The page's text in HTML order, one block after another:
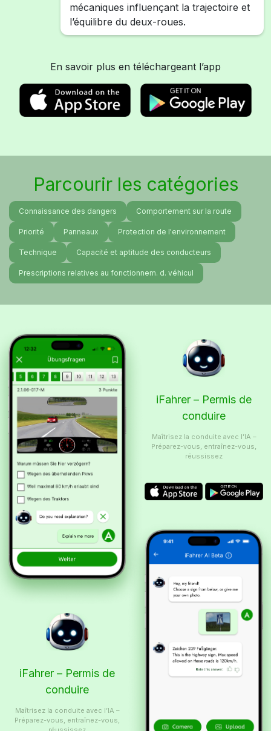
mécaniques influençant la trajectoire et
l’équilibre du deux-roues.
En savoir plus en téléchargeant l’app
Parcourir les catégories
Connaissance des dangers Comportement sur la route
Priorité Panneaux Protection de l'environnement
Technique Capacité et aptitude des conducteurs
Prescriptions relatives au fonctionnem. d. véhicul
iFahrer – Permis de
conduire
Maîtrisez la conduite avec l’IA –
Préparez-vous, entraînez-vous,
iFahrer – Permis de
conduire
Maîtrisez la conduite avec l’IA –
Préparez-vous, entraînez-vous,
réussissez